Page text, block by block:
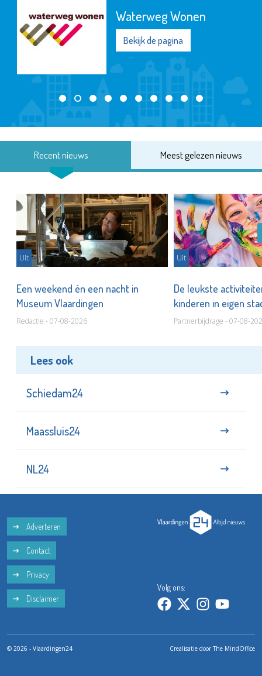
Waterweg Wonen
Bekijk de pagina
Recent nieuws Meest gelezen nieuws
Uit
Een weekend én een nacht in
Museum Vlaardingen
Redactie - 07-08-2026
Uit
De leukste
kinderen in eigen
Partnerbijdrage - 07-08-
Lees ook
Schiedam24
Maassluis24
NL24
Adverteren
Contact
Privacy
Disclaimer
Volg ons:
© 2026 - Vlaardingen24 Crealisatie doorThe MindOffice